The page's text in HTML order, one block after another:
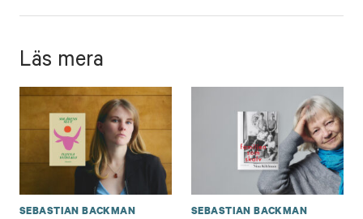
Läs mera
SEBASTIAN BACKMAN SEBASTIAN BACKMAN